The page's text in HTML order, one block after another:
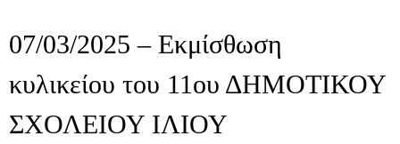
07/03/2025 – Eκμίσθωση
κυλικείου του 11ου ΔΗΜΟΤΙΚΟΥ
ΣΧΟΛΕΙΟΥ ΙΛΙΟΥ